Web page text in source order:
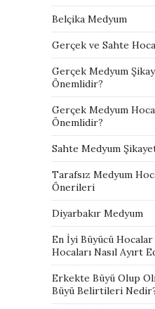
Belçika Medyum
Gerçek ve Sahte
Gerçek Medyum
Önemlidir?
Gerçek Medyum
Önemlidir?
Sahte Medyum
Tarafsız Medyum
Önerileri
Diyarbakır Medyum
En İyi Büyücü Hocalar
Hocaları Nasıl Ayırt
Erkekte Büyü Olup
Büyü Belirtileri